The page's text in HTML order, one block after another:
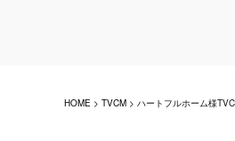
HOME > TVCM > ハートフルホーム様